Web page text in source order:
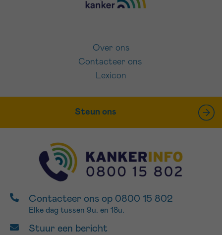
Over ons
Contacteer ons
Lexicon
Steun ons
Contacteer ons op 0800 15 802
Elke dag tussen 9u. en 18u.
Stuur een bericht